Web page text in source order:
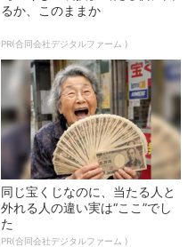
るか、このままか
PR(合同会社デジタルファーム )
同じ宝くじなのに、当たる人と
外れる人の違い実は“ここ”でし
た
PR(合同会社デジタルファーム )